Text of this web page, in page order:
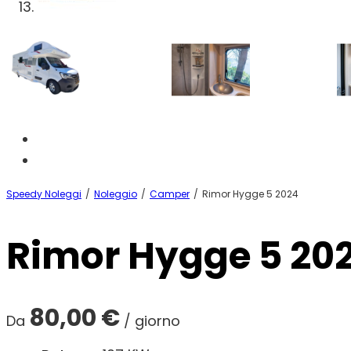
Speedy Noleggi / Noleggio / Camper / Rimor Hygge 5 2024
Rimor Hygge 5
Da 80,00€ / giorno